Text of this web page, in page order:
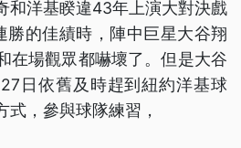
和洋基睽違43年上演大對決戲
勝的佳績時，陣中巨星大谷翔
在場觀眾都嚇壞了。但是大谷
日依舊及時趕到紐約洋基球
式，參與球隊練習，